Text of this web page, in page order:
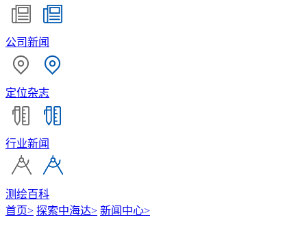
公司新闻
定位杂志
行业新闻
测绘百科
首页> 探索中海达> 新闻中心>